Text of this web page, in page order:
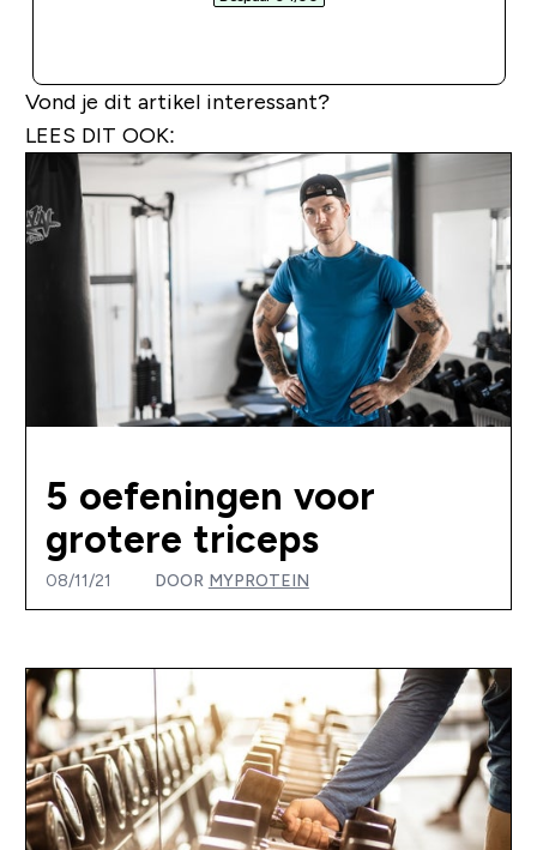
Vond je dit artikel interessant?
LEES DIT OOK:
5 oefeningen voor
grotere triceps
08/11/21 DOOR MYPROTEIN